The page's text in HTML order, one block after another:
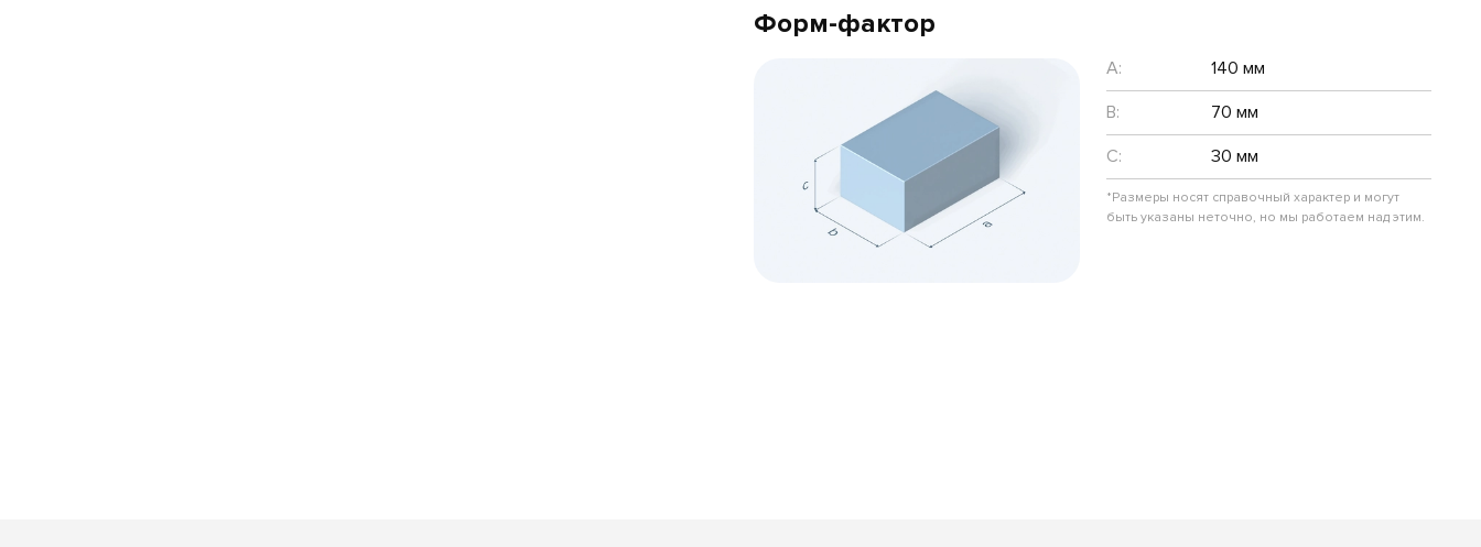
Форм-фактор
A:
140 мм
B:
70 мм
C:
30 мм
*Размеры носят справочный характер и могут
быть указаны неточно, но мы работаем над этим.